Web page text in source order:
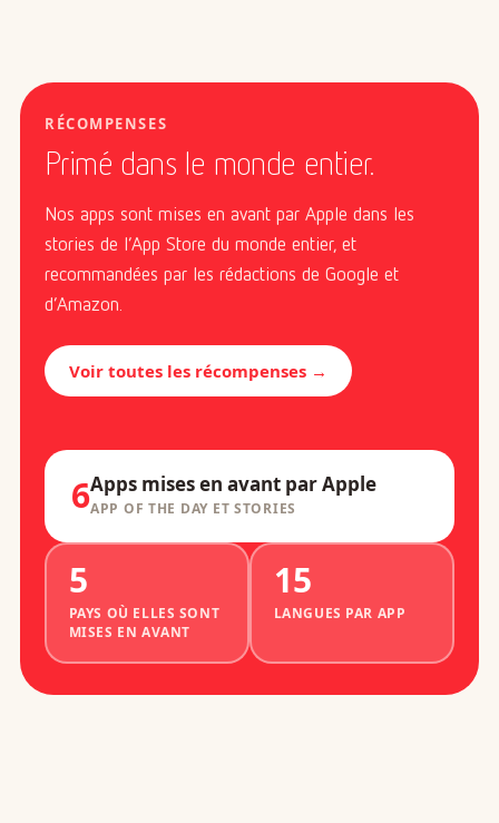
RÉCOMPENSES
Primé dans le monde entier.
Nos apps sont mises en avant par Apple dans les
stories de l’App Store du monde entier, et
recommandées par les rédactions de Google et
d’Amazon.
Voir toutes les récompenses →
6Apps mises en avant par Apple
APP OF THE DAY ET STORIES
5
PAYS OÙ ELLES SONT
MISES EN AVANT
15
LANGUES PAR APP